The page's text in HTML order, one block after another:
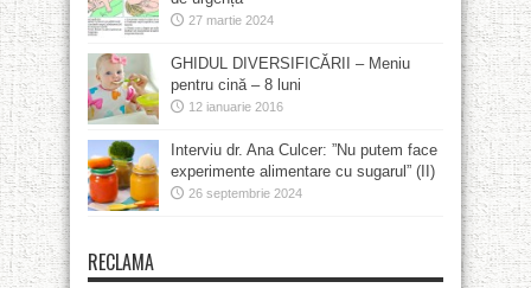
27 martie 2024
GHIDUL DIVERSIFICĂRII – Meniu
pentru cină – 8 luni
12 ianuarie 2016
Interviu dr. Ana Culcer: ”Nu putem face
experimente alimentare cu sugarul” (II)
26 septembrie 2024
RECLAMA